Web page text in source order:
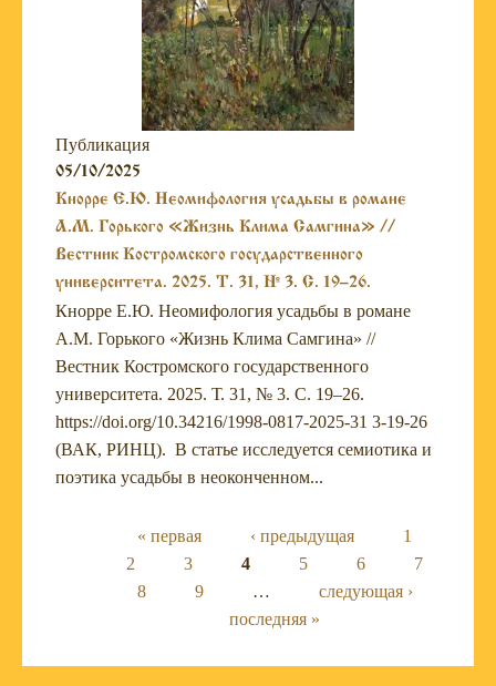
Публикация
05/10/2025
Кнорре Е.Ю. Неомифология усадьбы в романе
А.М. Горького «Жизнь Клима Самгина» //
Вестник Костромского государственного
университета. 2025. Т. 31, № 3. С. 19–26.
Кнорре Е.Ю. Неомифология усадьбы в романе
А.М. Горького «Жизнь Клима Самгина» //
Вестник Костромского государственного
университета. 2025. Т. 31, № 3. С. 19–26.
https://doi.org/10.34216/1998-0817-2025-31 3-19-26
(ВАК, РИНЦ). В статье исследуется семиотика и
поэтика усадьбы в неоконченном...
Страницы
« первая ‹ предыдущая
1
2
3 4 5 6
7
8
9 …
следующая ›
последняя »